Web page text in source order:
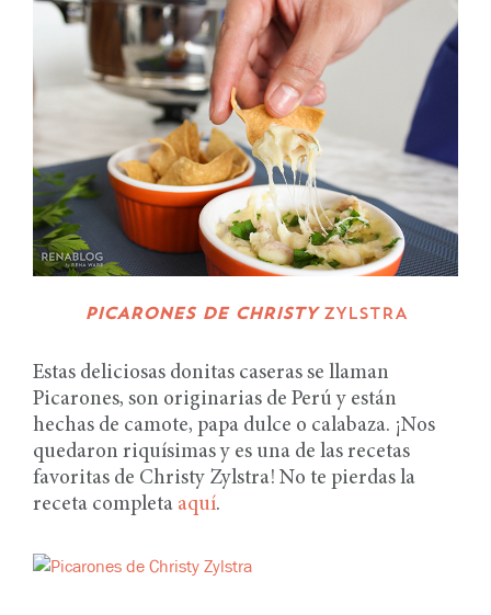
PICARONES DE CHRISTY ZYLSTRA
Estas deliciosas donitas caseras se llaman
Picarones, son originarias de Perú y están
hechas de camote, papa dulce o calabaza. ¡Nos
quedaron riquísimas y es una de las recetas
favoritas de Christy Zylstra! No te pierdas la
receta completa aquí.